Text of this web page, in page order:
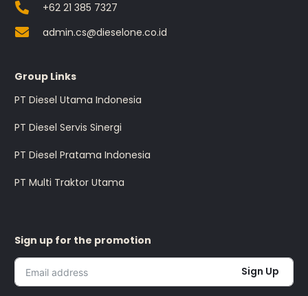
+62 21 385 7327
admin.cs@dieselone.co.id
Group Links
PT Diesel Utama Indonesia
PT Diesel Servis Sinergi
PT Diesel Pratama Indonesia
PT Multi Traktor Utama
Sign up for the promotion
Sign Up